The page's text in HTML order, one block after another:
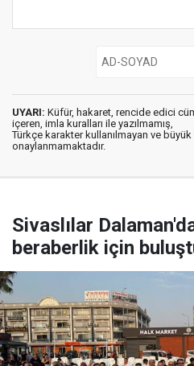
UYARI: Küfür, hakaret, rencide edici
içeren, imla kuralları ile yazılmamış,
Türkçe karakter kullanılmayan ve
onaylanmamaktadır.
Sivaslılar
beraberlik için